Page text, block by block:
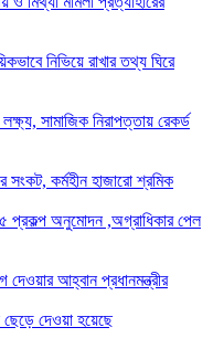
নিভিয়ে রাখার তথ্য ঘিরে
সামাজিক নিরাপত্তায় রেকর্ড
সংকট, কর্মহীন হাজারো শ্রমিক
প্রকল্প অনুমোদন ,অগ্রাধিকার পেল
আহ্বান প্রধানমন্ত্রীর
দেওয়া হয়েছে